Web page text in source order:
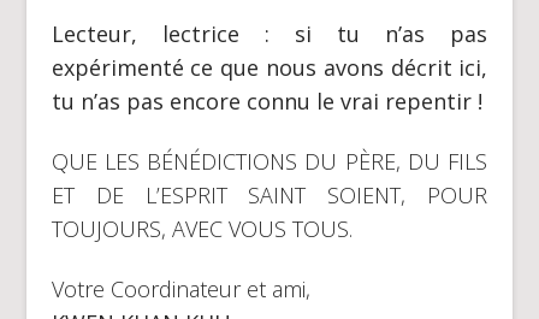
Lecteur, lectrice : si tu n’as pas
expérimenté ce que nous avons décrit ici,
tu n’as pas encore connu le vrai repentir !
QUE LES BÉNÉDICTIONS DU PÈRE, DU FILS
ET DE L’ESPRIT SAINT SOIENT, POUR
TOUJOURS, AVEC VOUS TOUS.
Votre Coordinateur et ami,